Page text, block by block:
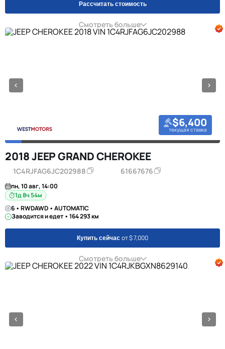
Рассчитать стоимость
Смотреть больше
$6,400
текущая ставка
2018 JEEP GRAND CHEROKEE
1C4RJFAG6JC202988 61667676
пн, 10 авг, 14:00
1д 8ч 54м
6 • RWDAWD • AUTOMATIC
Заводится и едет • 164 293 км
Купить сейчас от $ 7,000
Смотреть больше